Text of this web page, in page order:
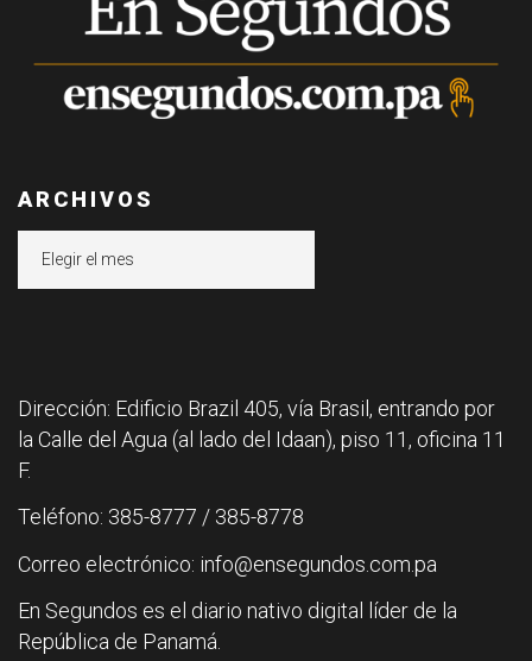
ARCHIVOS
Dirección: Edificio Brazil 405, vía Brasil, entrando por
la Calle del Agua (al lado del Idaan), piso 11, oficina 11
F.
Teléfono: 385-8777 / 385-8778
Correo electrónico: info@ensegundos.com.pa
En Segundos es el diario nativo digital líder de la
República de Panamá.